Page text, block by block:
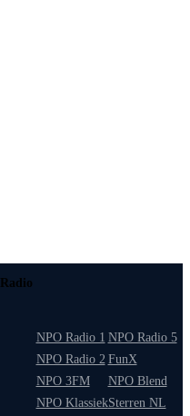
Radio
NPO Radio 1
NPO Radio 2
NPO 3FM
NPO Klassiek
NPO Radio 5
FunX
NPO Blend
Sterren NL